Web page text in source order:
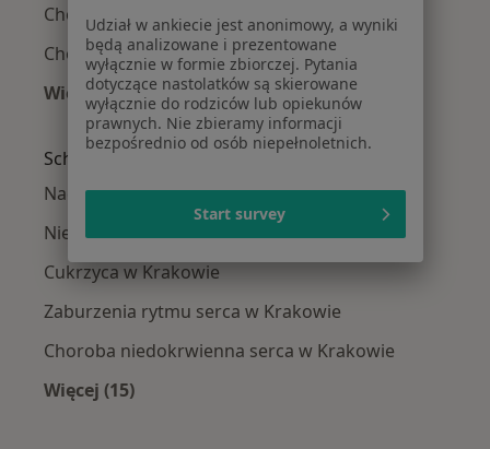
Choroba wrzodowa w Mszanie Dolnej
Choroba wrzodowa w Proszowicach
Więcej (11)
Więcej w kategorii: W pobliżu Krakowa
Schorzenia w Krakowie
Nadciśnienie tętnicze w Krakowie
Niewydolność serca w Krakowie
Cukrzyca w Krakowie
Zaburzenia rytmu serca w Krakowie
Choroba niedokrwienna serca w Krakowie
Więcej (15)
Udział w ankiecie jest anonimowy, a wyniki
będą analizowane i prezentowane
wyłącznie w formie zbiorczej. Pytania
dotyczące nastolatków są skierowane
wyłącznie do rodziców lub opiekunów
prawnych. Nie zbieramy informacji
bezpośrednio od osób niepełnoletnich.
Start survey